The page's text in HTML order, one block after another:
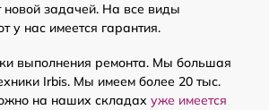
новой задачей. На все виды
у нас имеется гарантия.
выполнения ремонта. Мы большая
Irbis. Мы имеем более 20 тыс.
на наших складах уже имеется